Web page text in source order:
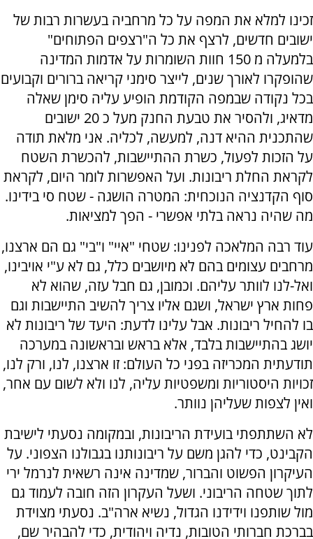
זכינו למלא את המפה על כל מרחביה בעשרות רבות של
ישובים חדשים, לרצף את כל ה"רצפים הפתוחים"
בלמעלה מ 150 חוות השומרות על אדמות המדינה
שהופקרו לאורך שנים, לייצר סימני קריאה ברורים וקבועים
בכל נקודה שבמפה הקודמת הופיע עליה סימן שאלה
מדאיג, ולהסיר את טבעת החנק מעל כ 20 ישובים
שהתכנית ההיא דנה, למעשה, לכליה. אני מלאת תודה
על הזכות לפעול, כשרת ההתיישבות, להכשרת השטח
לקראת החלת ריבונות. ועל האפשרות לומר היום, לקראת
סוף הקדנציה הנוכחית: המטרה הושגה - שטח סי בידינו.
מה שהיה נראה בלתי אפשרי - הפך למציאות.
עוד רבה המלאכה לפנינו: שטחי "איי" ו"בי" גם הם ארצנו,
מרחבים עצומים בהם לא מיושבים כלל, גם לא ע"י אויבינו,
ואל-לנו לוותר עליהם. וכמובן, גם חבל עזה, שהוא לא
פחות ארץ ישראל, ושגם אליו צריך להשיב התיישבות וגם
בו להחיל ריבונות. אבל עלינו לדעת: היעד של ריבונות לא
יושג בהתיישבות בלבד, אלא בראש ובראשונה במערכה
תודעתית המכריזה בפני כל העולם: זו ארצנו, לנו, ורק לנו,
זכויות היסטוריות ומשפטיות עליה, לנו ולא לשום עם אחר,
ואין לצפות שעליהן נוותר.
לא השתתפתי בועידת הריבונות, ובמקומה נסעתי לישיבת
הקבינט, כדי להגן משם על ריבונותנו בגבולנו הצפוני. על
העיקרון הפשוט והברור, שמדינה אינה רשאית לנרמל ירי
לתוך שטחה הריבוני. ושעל העקרון הזה חובה לעמוד גם
מול שותפנו וידידנו הגדול, נשיא ארה"ב. נסעתי מצוידת
בברכת חברותי הטובות, נדיה ויהודית, כדי להבהיר שם,